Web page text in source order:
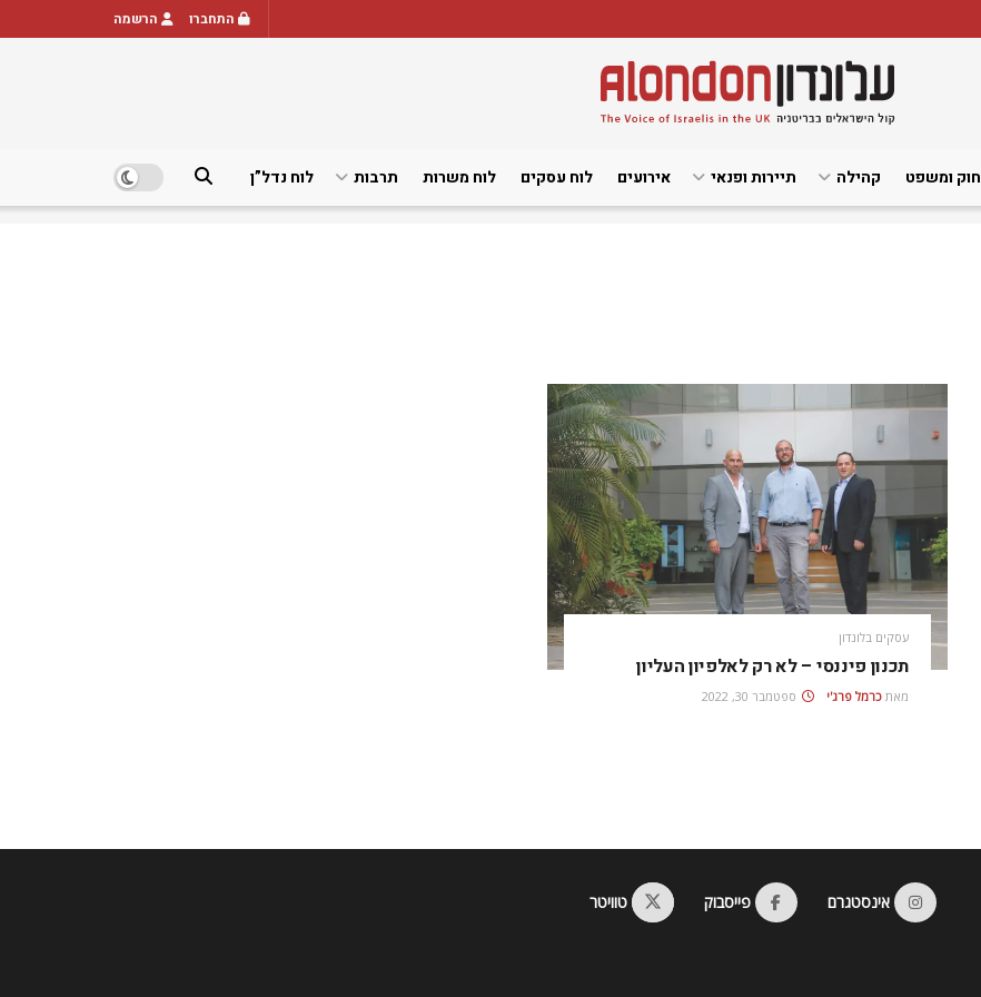
התחברו הרשמה
חוק ומשפט קהילה תיירות ופנאי אירועים לוח עסקים לוח משרות תרבות לוח נדל”ן
עסקים בלונדון
תכנון פיננסי – לא רק לאלפיון העליון
מאת כרמל פרג'י ספטמבר 30, 2022
אינסטגרם פייסבוק טוויטר